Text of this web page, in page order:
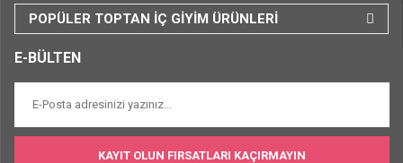
POPÜLER TOPTAN İÇ GİYİM ÜRÜNLERİ
E-BÜLTEN
KAYIT OLUN FIRSATLARI KAÇIRMAYIN